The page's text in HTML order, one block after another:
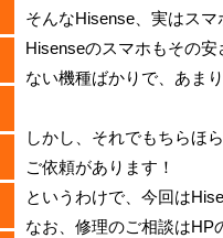
そんなHisense、実はスマ
Hisenseのスマホもその
ない機種ばかりで、あま
しかし、それでもちらほ
ご依頼があります！
というわけで、今回は
なお、修理のご相談はHP